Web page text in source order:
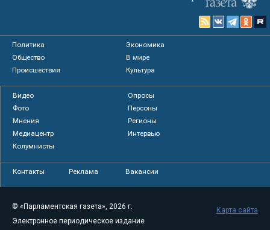
Политика
Экономика
Общество
В мире
Происшествия
Культура
Видео
Опросы
Фото
Персоны
Мнения
Регионы
Медиацентр
Интервью
Колумнисты
Контакты Реклама Вакансии
© «Парламентская газета», 2026 г.
Электронное периодическое издание
Карта сайта